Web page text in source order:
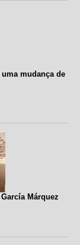
mudança de
Márquez